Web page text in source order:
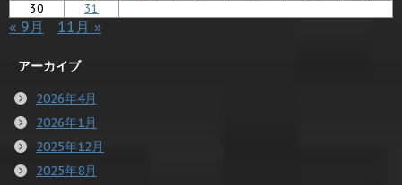
30
31
« 9月 11月 »
アーカイブ
2026年4月
2026年1月
2025年12月
2025年8月